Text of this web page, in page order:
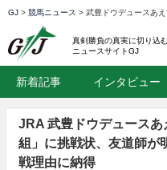
GJ > 競馬ニュース > 武豊ドウデュースあ
真剣勝負の真実に切り込
ニュースサイトGJ
新着記事 インタビュー
JRA 武豊ドウデュース
組」に挑戦状、友道師が
戦理由に納得